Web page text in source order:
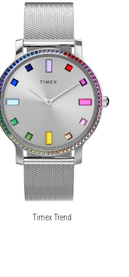
Timex Trend